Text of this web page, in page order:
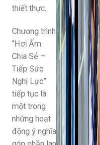
thiết thực.
Chương trình
“Hơi Ấm
Chia Sẻ –
Tiếp Sức
Nghị Lực”
tiếp tục là
một trong
những hoạt
động ý nghĩa